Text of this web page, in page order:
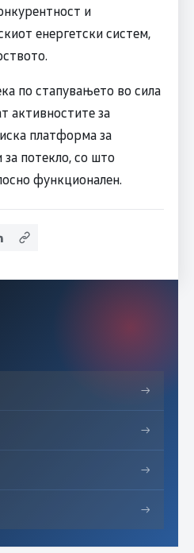
и
енергетски систем,
по стапувањето во сила
активностите за
платформа за
потекло, со што
функционален.
→
→
→
→